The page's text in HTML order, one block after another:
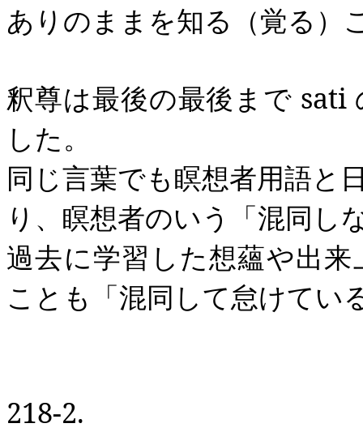
ありのままを知る（覚る）
釈尊は最後の最後まで sati
した。
同じ言葉でも瞑想者用語と
り、瞑想者のいう「混同し
過去に学習した想蘊や出
ことも「混同して怠けてい
218-2.